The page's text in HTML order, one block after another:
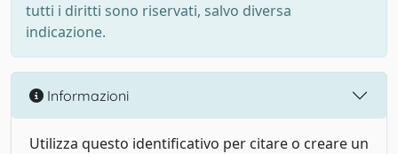
tutti i diritti sono riservati, salvo diversa
indicazione.
Informazioni
Utilizza questo identificativo per citare o creare un